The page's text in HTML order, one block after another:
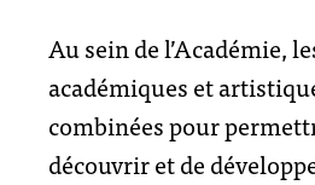
Au sein de l’Académie,
académiques et
combinées pour
découvrir et de